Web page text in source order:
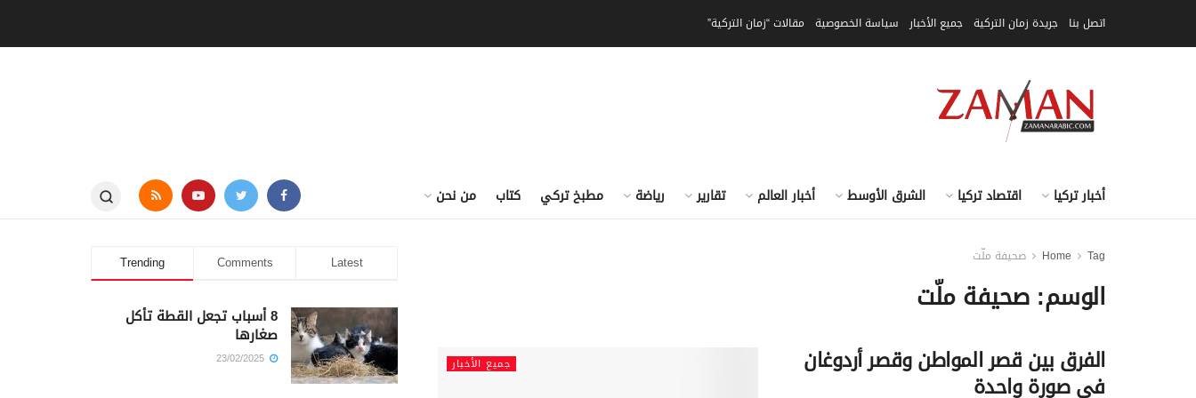
اتصل بنا جريدة زمان التركية جميع الأخبار سياسة الخصوصية مقالات “زمان التركية”
أخبار تركيا اقتصاد تركيا الشرق الأوسط أخبار العالم تقارير رياضة مطبخ تركي كتاب من نحن
Home Tag صحيفة ملّت
الوسم:صحيفة ملّت
جميع الأخبار الفرق بين قصر المواطن وقصر أردوغان
في صورة واحدة
Trending Comments Latest
8 أسباب تجعل القطة تأكل
صغارها